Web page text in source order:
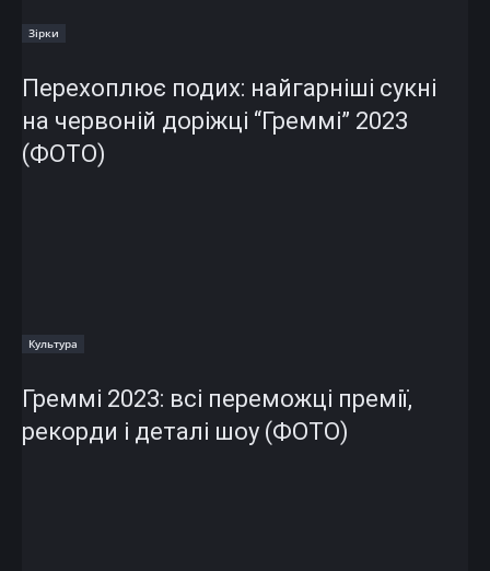
Зірки
Перехоплює подих: найгарніші сукні
на червоній доріжці “Греммі” 2023
(ФОТО)
Культура
Греммі 2023: всі переможці премії,
рекорди і деталі шоу (ФОТО)